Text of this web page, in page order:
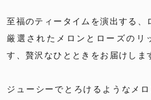
至福のティータイムを演出する、
厳選されたメロンとローズのリ
す、贅沢なひとときをお届けしま
ジューシーでとろけるようなメ